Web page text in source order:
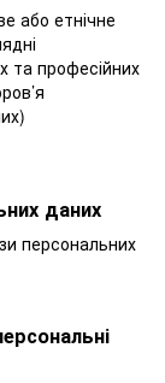
або етнічне
та професійних
даних
персональних